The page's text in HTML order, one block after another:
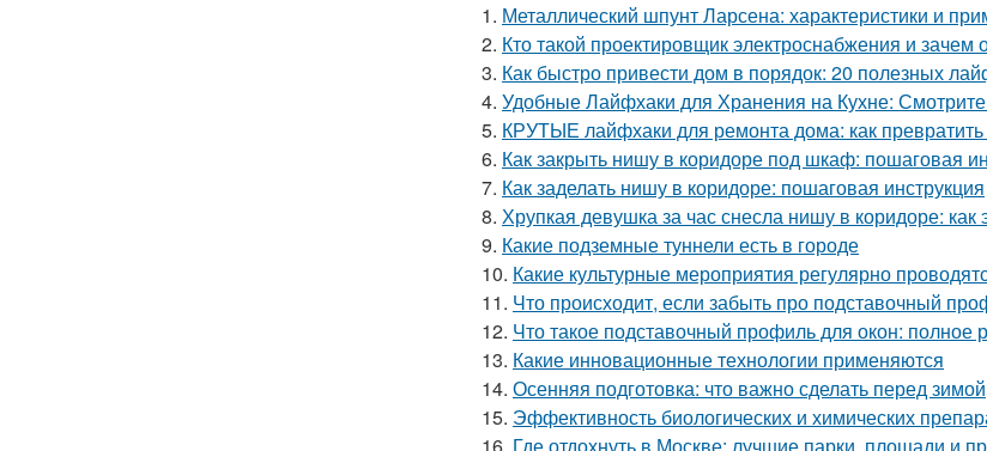
1. Металлический шпунт Ларсена: характеристики и
2. Кто такой проектировщик электроснабжения и зачем
3. Как быстро привести дом в порядок: 20 полезных
4. Удобные Лайфхаки для Хранения на Кухне:
5. КРУТЫЕ лайфхаки для ремонта дома: как
6. Как закрыть нишу в коридоре под шкаф: пошаговая
7. Как заделать нишу в коридоре: пошаговая инструкция
8. Хрупкая девушка за час снесла нишу в коридоре: как
9. Какие подземные туннели есть в городе
10. Какие культурные мероприятия регулярно
11. Что происходит, если забыть про подставочный
12. Что такое подставочный профиль для окон: полное
13. Какие инновационные технологии применяются
14. Осенняя подготовка: что важно сделать перед зимой
15. Эффективность биологических и химических